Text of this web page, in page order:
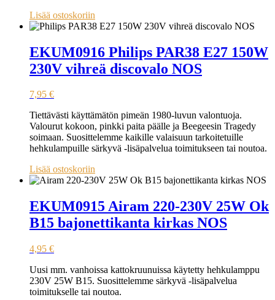
Lisää ostoskoriin
EKUM0916 Philips PAR38 E27 150W
230V vihreä discovalo NOS
7,95 €
Tiettävästi käyttämätön pimeän 1980-luvun valontuoja.
Valourut kokoon, pinkki paita päälle ja Beegeesin Tragedy
soimaan. Suosittelemme kaikille valaisuun tarkoitetuille
hehkulampuille särkyvä -lisäpalvelua toimitukseen tai noutoa.
Lisää ostoskoriin
EKUM0915 Airam 220-230V 25W Ok
B15 bajonettikanta kirkas NOS
4,95 €
Uusi mm. vanhoissa kattokruunuissa käytetty hehkulamppu
230V 25W B15. Suosittelemme särkyvä -lisäpalvelua
toimitukselle tai noutoa.